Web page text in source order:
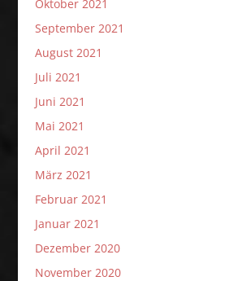
Oktober 2021
September 2021
August 2021
Juli 2021
Juni 2021
Mai 2021
April 2021
März 2021
Februar 2021
Januar 2021
Dezember 2020
November 2020